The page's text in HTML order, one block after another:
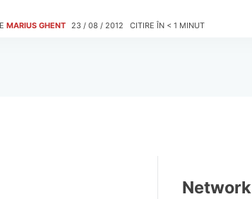
MARIUS GHENT 23 / 08 / 2012 CITIRE ÎN < 1 MINUT
Network